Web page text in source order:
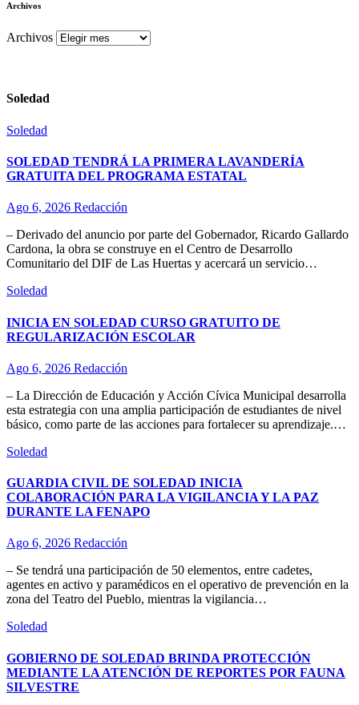
Archivos
Archivos
Soledad
Soledad
SOLEDAD TENDRÁ LA PRIMERA LAVANDERÍA
GRATUITA DEL PROGRAMA ESTATAL
Ago 6, 2026 Redacción
– Derivado del anuncio por parte del Gobernador, Ricardo Gallardo
Cardona, la obra se construye en el Centro de Desarrollo
Comunitario del DIF de Las Huertas y acercará un servicio…
Soledad
INICIA EN SOLEDAD CURSO GRATUITO DE
REGULARIZACIÓN ESCOLAR
Ago 6, 2026 Redacción
– La Dirección de Educación y Acción Cívica Municipal desarrolla
esta estrategia con una amplia participación de estudiantes de nivel
básico, como parte de las acciones para fortalecer su aprendizaje.…
Soledad
GUARDIA CIVIL DE SOLEDAD INICIA
COLABORACIÓN PARA LA VIGILANCIA Y LA PAZ
DURANTE LA FENAPO
Ago 6, 2026 Redacción
– Se tendrá una participación de 50 elementos, entre cadetes,
agentes en activo y paramédicos en el operativo de prevención en la
zona del Teatro del Pueblo, mientras la vigilancia…
Soledad
GOBIERNO DE SOLEDAD BRINDA PROTECCIÓN
MEDIANTE LA ATENCIÓN DE REPORTES POR FAUNA
SILVESTRE